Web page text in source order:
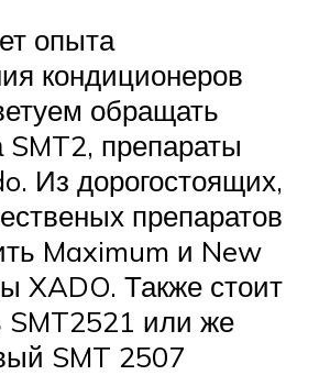
опыта
кондиционеров
обращать
препараты
Из дорогостоящих,
препаратов
Maximum и New
XADO. Также стоит
SMT2521 или же
SMT 2507